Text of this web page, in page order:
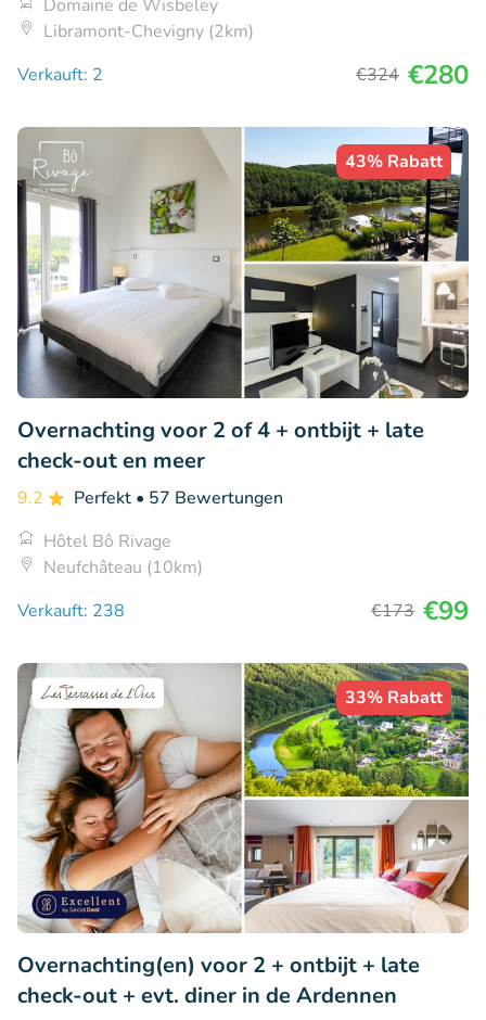
Domaine de Wisbeley
Libramont-Chevigny (2km)
Verkauft: 2
€324 €280
43% Rabatt
Overnachting voor 2 of 4 + ontbijt + late
check-out en meer
9.2 Perfekt • 57 Bewertungen
Hôtel Bô Rivage
Neufchâteau (10km)
Verkauft: 238
€173 €99
33% Rabatt
Overnachting(en) voor 2 + ontbijt + late
check-out + evt. diner in de Ardennen